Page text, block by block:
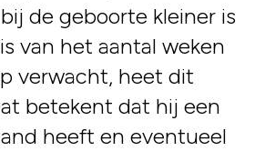
de geboorte kleiner is
van het aantal weken
verwacht, heet dit
betekent dat hij een
heeft en eventueel